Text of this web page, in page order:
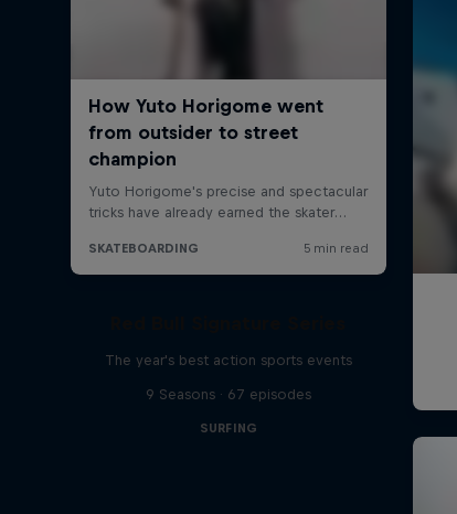
The year's best action sports events
9 Seasons · 67 episodes
SURFING